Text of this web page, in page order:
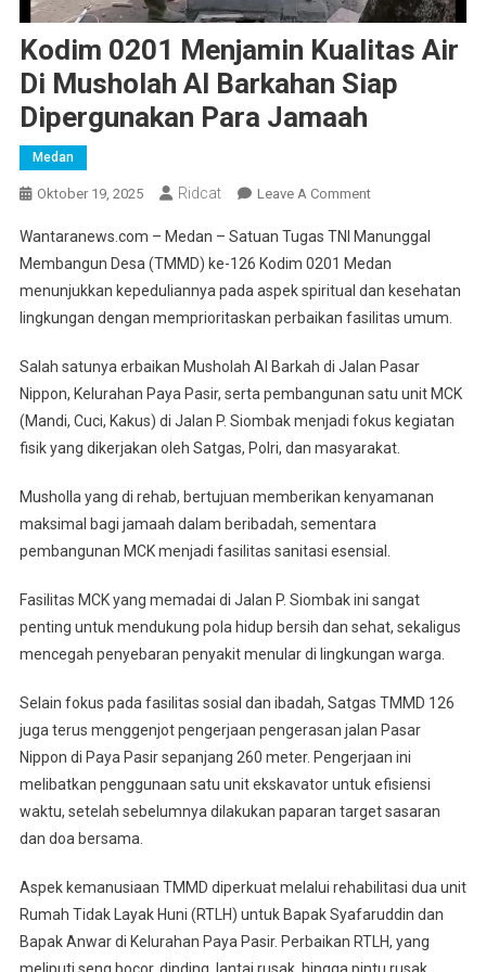
Kodim 0201 Menjamin Kualitas Air
Di Musholah Al Barkahan Siap
Dipergunakan Para Jamaah
Medan
Oktober 19, 2025 Ridcat Leave A CommentOn
0201
Menjamin
Kualitas
Air
Musholah
Al
Barkahan
Siap
Para
Wantaranews.com – Medan – Satuan Tugas TNI Manunggal
Membangun Desa (TMMD) ke-126 Kodim 0201 Medan
menunjukkan kepeduliannya pada aspek spiritual dan kesehatan
lingkungan dengan memprioritaskan perbaikan fasilitas umum.
Salah satunya erbaikan Musholah Al Barkah di Jalan Pasar
Nippon, Kelurahan Paya Pasir, serta pembangunan satu unit MCK
(Mandi, Cuci, Kakus) di Jalan P. Siombak menjadi fokus kegiatan
fisik yang dikerjakan oleh Satgas, Polri, dan masyarakat.
Musholla yang di rehab, bertujuan memberikan kenyamanan
maksimal bagi jamaah dalam beribadah, sementara
pembangunan MCK menjadi fasilitas sanitasi esensial.
Fasilitas MCK yang memadai di Jalan P. Siombak ini sangat
penting untuk mendukung pola hidup bersih dan sehat, sekaligus
mencegah penyebaran penyakit menular di lingkungan warga.
Selain fokus pada fasilitas sosial dan ibadah, Satgas TMMD 126
juga terus menggenjot pengerjaan pengerasan jalan Pasar
Nippon di Paya Pasir sepanjang 260 meter. Pengerjaan ini
melibatkan penggunaan satu unit ekskavator untuk efisiensi
waktu, setelah sebelumnya dilakukan paparan target sasaran
dan doa bersama.
Aspek kemanusiaan TMMD diperkuat melalui rehabilitasi dua unit
Rumah Tidak Layak Huni (RTLH) untuk Bapak Syafaruddin dan
Bapak Anwar di Kelurahan Paya Pasir. Perbaikan RTLH, yang
meliputi seng bocor, dinding, lantai rusak, hingga pintu rusak